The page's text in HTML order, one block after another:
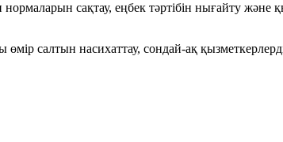
сақтау, еңбек тәртібін нығайту
өмір салтын насихаттау, сондай-ақ